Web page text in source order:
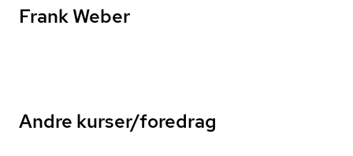
Frank Weber
Andre kurser/foredrag